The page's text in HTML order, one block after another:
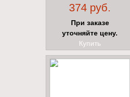
374 руб.
При заказе
уточняйте цену.
Купить